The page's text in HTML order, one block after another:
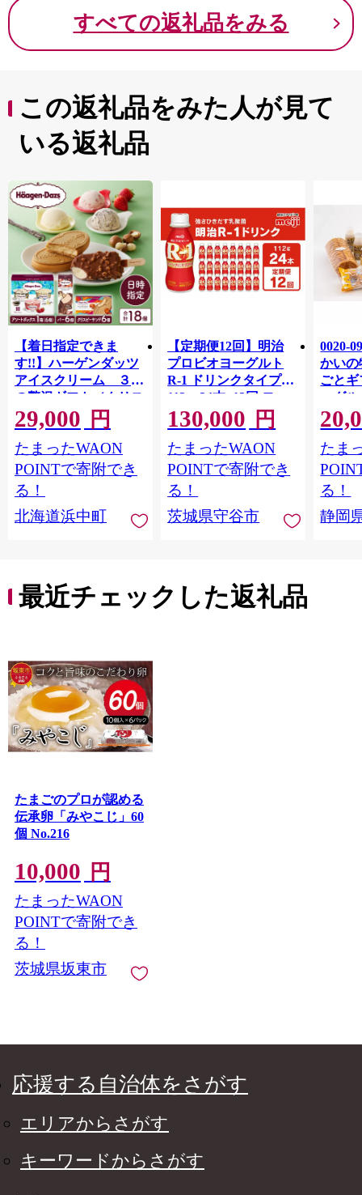
すべての返礼品をみる
この返礼品をみた人が見て
いる返礼品
【着日指定できま
す!!】ハーゲンダッツ
アイスクリーム ３種
の贅沢ギフト（クリス
ピー・バー・アソート
ボックス）_H0016-123
29,000 円
たまったWAON
POINTで寄附でき
る！
北海道浜中町
【定期便12回】明治
プロビオヨーグルト
R-1 ドリンクタイプ
112g×24本×12回 ヨー
グルトドリンク◇
130,000 円
たまったWAON
POINTで寄附でき
る！
茨城県守谷市
0020-
かいの
ごと
ーグ
キ メ
ン チ
たま
る！
静岡
最近チェックした返礼品
たまごのプロが認める
伝承卵「みやこじ」60
個 No.216
10,000 円
たまったWAON
POINTで寄附でき
る！
茨城県坂東市
応援する自治体をさがす
エリアからさがす
キーワードからさがす